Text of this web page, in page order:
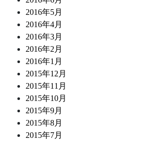
2016年5月
2016年4月
2016年3月
2016年2月
2016年1月
2015年12月
2015年11月
2015年10月
2015年9月
2015年8月
2015年7月